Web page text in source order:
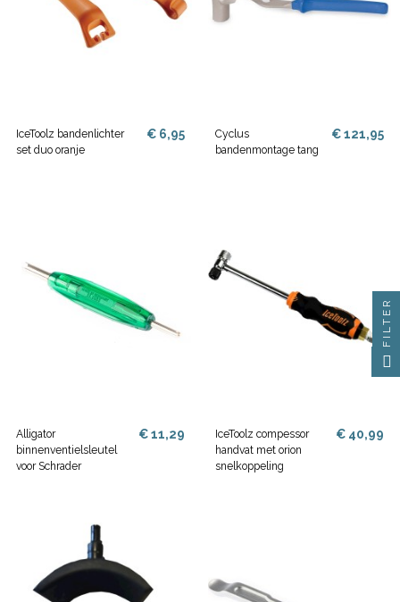
IceToolz bandenlichter
set duo oranje
€ 6,95
Cyclus
bandenmontage tang
€ 121,95
Alligator
binnenventielsleutel
voor Schrader
€ 11,29
IceToolz compessor
handvat met orion
snelkoppeling
€ 40,99
FILTER